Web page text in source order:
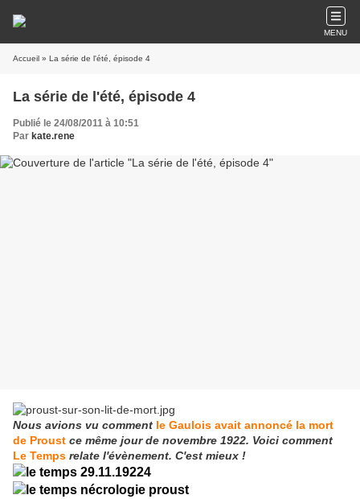
MENU
Accueil » La série de l'été, épisode 4
La série de l'été, épisode 4
Publié le 24/08/2011 à 10:51
Par kate.rene
Nous avions vu comment le Gaulois avait annoncé la mort
de Proust ce même jour de novembre 1922. Voici comment
Le Temps relate l'évènement. C'est mieux !